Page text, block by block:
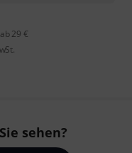
29 €
sehen?